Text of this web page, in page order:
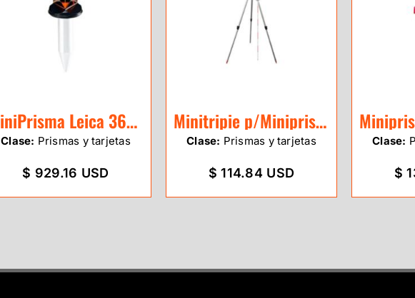
MiniPrisma Leica 360° GRZ101
Clase: Prismas y tarjetas
$ 929.16 USD
Minitripie p/Miniprisma Seco
Clase: Prismas y tarjetas
$ 114.84 USD
Clase:
$